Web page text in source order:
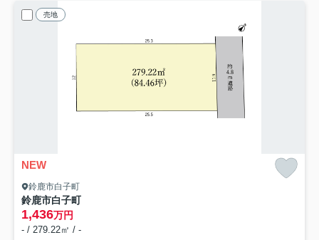
売地
NEW
鈴鹿市白子町
鈴鹿市白子町
1,436万円
- / 279.22㎡ / -